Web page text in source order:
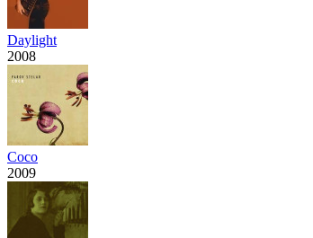
Daylight
2008
Coco
2009